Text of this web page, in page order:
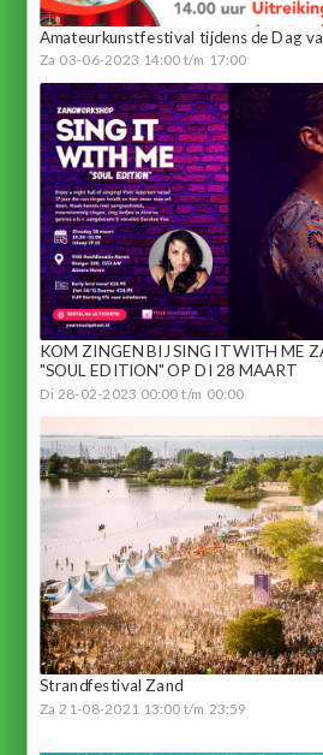
Amateurkunstfestival tijdens de Dag
Za 03-06-2023 14:00 t/m 17:00
KOM ZINGEN BIJ SING IT WITH ME
"SOUL EDITION" OP DI 28 MAART
Di 28-02-2023 00:00 t/m 00:00
Strandfestival Zand
Za 21-08-2021 13:00 t/m 23:59